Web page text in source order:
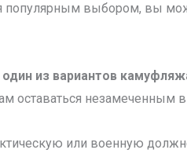
популярным выбором, вы
из вариантов
оставаться незамеченным
или военную